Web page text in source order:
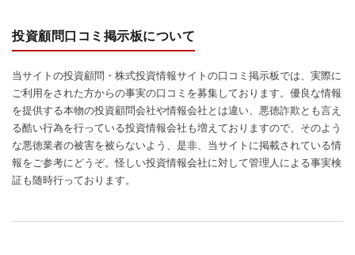
投資顧問口コミ掲示板について
当サイトの投資顧問・株式投資情報サイトの口コミ掲示板では、実際に
ご利用をされた方からの事実の口コミを募集しております。優良な情報
を提供する本物の投資顧問会社や情報会社とは違い、悪徳詐欺とも言え
る酷い行為を行っている投資情報会社も増えておりますので、そのよう
な悪徳業者の被害を被らないよう、是非、当サイトに掲載されている情
報をご参考にどうぞ。怪しい投資情報会社に対して管理人による事実検
証も随時行っております。